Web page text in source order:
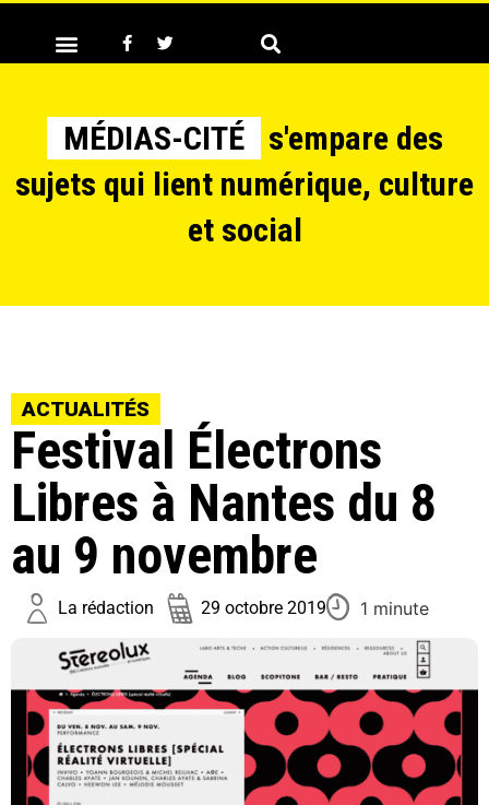
MÉDIAS-CITÉ
s'empare des
sujets qui lient numérique, culture
et social
ACTUALITÉS
Festival Électrons
Libres à Nantes du 8
au 9 novembre
La rédaction 29 octobre 2019 1 minute